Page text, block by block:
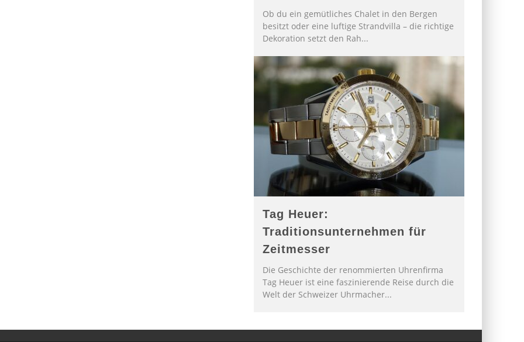
Ob du ein gemütliches Chalet in den Bergen
besitzt oder eine luftige Strandvilla – die richtige
Dekoration setzt den Rah...
Tag Heuer:
Traditionsunternehmen für
Zeitmesser
Die Geschichte der renommierten Uhrenfirma
Tag Heuer ist eine faszinierende Reise durch die
Welt der Schweizer Uhrmacher...